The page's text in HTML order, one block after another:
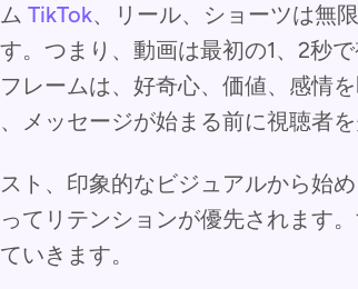
TikTok、リール、ショーツは無
。つまり、動画は最初の1、2秒
レームは、好奇心、価値、感情
メッセージが始まる前に視聴者を
ト、印象的なビジュアルから始
てリテンションが優先されます
いきます。